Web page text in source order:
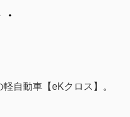
自動車【eKクロス】。